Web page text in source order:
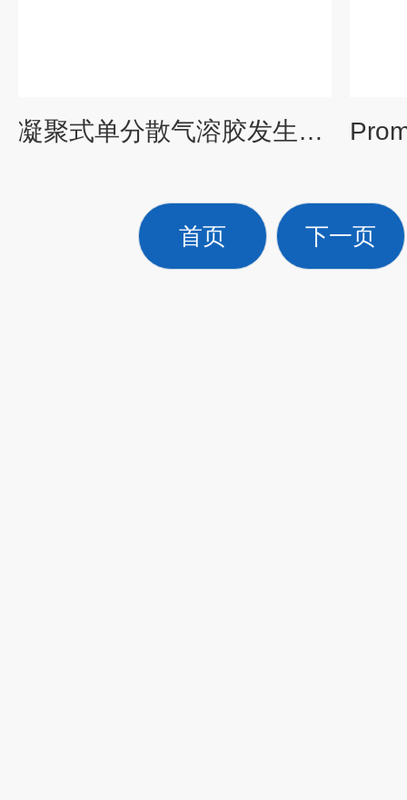
凝聚式单分散气溶胶发生器2-德国设备
首页 下一页